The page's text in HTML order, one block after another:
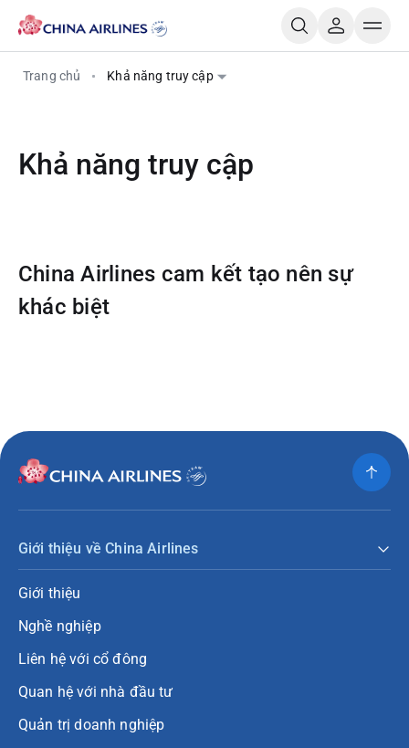
Trang chủ Khả năng truy cập
Khả năng truy cập
China Airlines cam kết tạo nên sự
khác biệt
Giới thiệu về China Airlines
Giới thiệu
Nghề nghiệp
Liên hệ với cổ đông
Quan hệ với nhà đầu tư
Quản trị doanh nghiệp